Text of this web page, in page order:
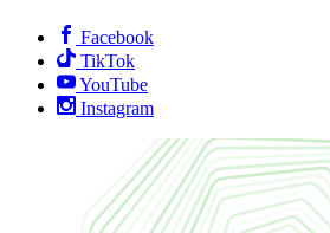
Facebook
TikTok
YouTube
Instagram